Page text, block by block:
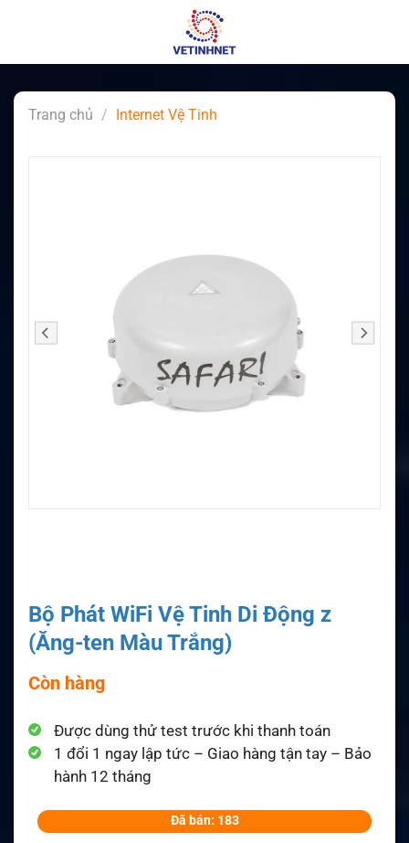
Trang chủ / Internet Vệ Tinh
Bộ Phát WiFi Vệ Tinh Di Động z
(Ăng-ten Màu Trắng)
Còn hàng
Được dùng thử test trước khi thanh toán
1 đổi 1 ngay lập tức – Giao hàng tận tay – Bảo
hành 12 tháng
Đã bán: 183